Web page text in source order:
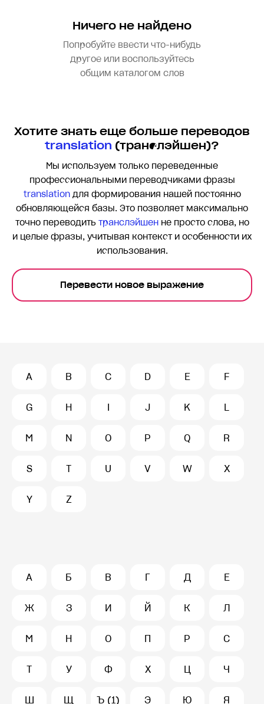
Ничего не найдено
Попробуйте ввести что-нибудь
другое или воспользуйтесь
общим каталогом слов
Хотите знать еще больше переводов
translation (транслэйшен)?
Мы используем только переведенные
профессиональными переводчиками фразы
translationдля формирования нашей постоянно
обновляющейся базы. Это позволяет максимально
точно переводить транслэйшенне просто слова, но
и целые фразы, учитывая контекст и особенности их
использования.
Перевести новое выражение
A B C D E F
G H I J K L
M N O P Q R
S T U V W X
Y Z
А Б В Г Д Е
Ж З И Й К Л
М Н О П Р С
Т У Ф Х Ц Ч
Ш Щ Ъ (1) Э Ю Я